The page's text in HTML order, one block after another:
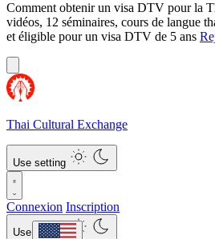
Comment obtenir un visa DTV pour la
vidéos, 12 séminaires, cours de langue
et éligible pour un visa DTV de 5 ans
Thai Cultural Exchange
Use setting
Connexion Inscription
Use setting